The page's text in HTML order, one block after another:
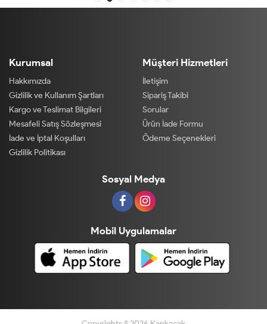
Kurumsal
Hakkımızda
Gizlilik ve Kullanım Şartları
Kargo ve Teslimat Bilgileri
Mesafeli Satış Sözleşmesi
İade ve İptal Koşulları
Gizlilik Politikası
Müşteri Hizmetleri
İletişim
Sipariş Takibi
Sorular
Ürün İade Formu
Ödeme Seçenekleri
Sosyal Medya
Mobil Uygulamalar